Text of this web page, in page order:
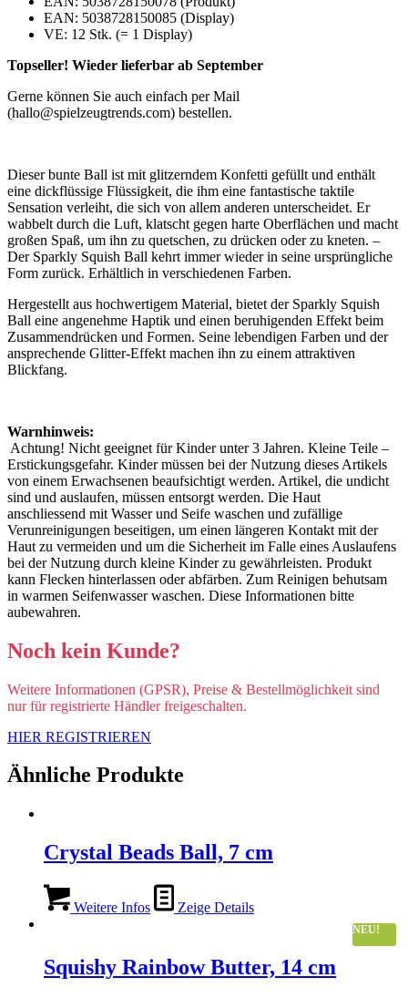
EAN: 5038728150085 (Display)
VE: 12 Stk. (= 1 Display)
Topseller! Wieder lieferbar ab September
Gerne können Sie auch einfach per Mail
(hallo@spielzeugtrends.com) bestellen.
Dieser bunte Ball ist mit glitzerndem Konfetti gefüllt und enthält
eine dickflüssige Flüssigkeit, die ihm eine fantastische taktile
Sensation verleiht, die sich von allem anderen unterscheidet. Er
wabbelt durch die Luft, klatscht gegen harte Oberflächen und macht
großen Spaß, um ihn zu quetschen, zu drücken oder zu kneten. –
Der Sparkly Squish Ball kehrt immer wieder in seine ursprüngliche
Form zurück. Erhältlich in verschiedenen Farben.
Hergestellt aus hochwertigem Material, bietet der Sparkly Squish
Ball eine angenehme Haptik und einen beruhigenden Effekt beim
Zusammendrücken und Formen. Seine lebendigen Farben und der
ansprechende Glitter-Effekt machen ihn zu einem attraktiven
Blickfang.
Warnhinweis:
Achtung! Nicht geeignet für Kinder unter 3 Jahren. Kleine Teile –
Erstickungsgefahr. Kinder müssen bei der Nutzung dieses Artikels
von einem Erwachsenen beaufsichtigt werden. Artikel, die undicht
sind und auslaufen, müssen entsorgt werden. Die Haut
anschliessend mit Wasser und Seife waschen und zufällige
Verunreinigungen beseitigen, um einen längeren Kontakt mit der
Haut zu vermeiden und um die Sicherheit im Falle eines Auslaufens
bei der Nutzung durch kleine Kinder zu gewährleisten. Produkt
kann Flecken hinterlassen oder abfärben. Zum Reinigen behutsam
in warmen Seifenwasser waschen. Diese Informationen bitte
aubewahren.
Noch kein Kunde?
Weitere Informationen (GPSR), Preise & Bestellmöglichkeit sind
nur für registrierte Händler freigeschalten.
HIER REGISTRIEREN
Ähnliche Produkte
Crystal Beads Ball, 7 cm
Weitere Infos Zeige Details
NEU!
Squishy Rainbow Butter, 14 cm